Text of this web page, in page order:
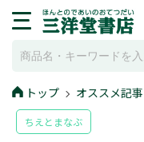
トップ オススメ記
ちえとまなぶ